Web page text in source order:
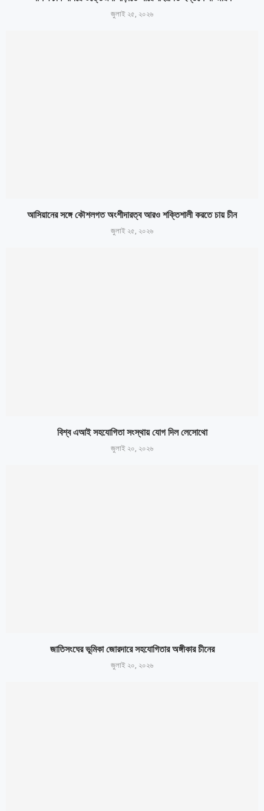
জুলাই ২৫, ২০২৬
আসিয়ানের সঙ্গে কৌশলগত অংশীদারত্ব আরও শক্তিশালী করতে চায় চীন
জুলাই ২৫, ২০২৬
বিশ্ব এআই সহযোগিতা সংস্থায় যোগ দিল লেসোথো
জুলাই ২০, ২০২৬
জাতিসংঘের ভূমিকা জোরদারে সহযোগিতার অঙ্গীকার চীনের
জুলাই ২০, ২০২৬